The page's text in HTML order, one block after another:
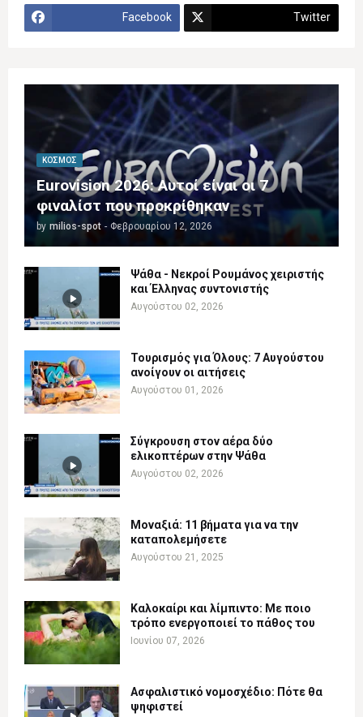
Facebook Twitter
ΚΌΣΜΟΣ
Eurovision 2026: Αυτοί είναι οι 7
φιναλίστ που προκρίθηκαν
by milios-spot - Φεβρουαρίου 12, 2026
Ψάθα - Νεκροί Ρουμάνος χειριστής
και Έλληνας συντονιστής
Αυγούστου 02, 2026
Τουρισμός για Όλους: 7 Αυγούστου
ανοίγουν οι αιτήσεις
Αυγούστου 01, 2026
Σύγκρουση στον αέρα δύο
ελικοπτέρων στην Ψάθα
Αυγούστου 02, 2026
Μοναξιά: 11 βήματα για να την
καταπολεμήσετε
Αυγούστου 21, 2025
Καλοκαίρι και λίμπιντο: Με ποιο
τρόπο ενεργοποιεί το πάθος του
Ιουνίου 07, 2026
Ασφαλιστικό νομοσχέδιο: Πότε θα
ψηφιστεί